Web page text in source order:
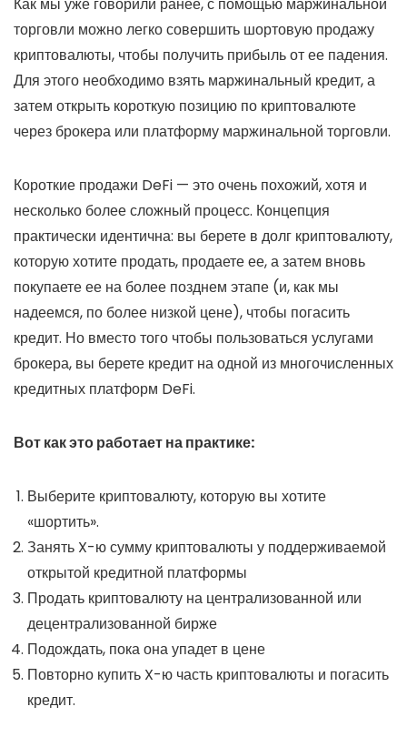
торговли можно легко совершить шортовую продажу
криптовалюты, чтобы получить прибыль от ее падения.
Для этого необходимо взять маржинальный кредит, а
затем открыть короткую позицию по криптовалюте
через брокера или платформу маржинальной торговли.
Короткие продажи DeFi — это очень похожий, хотя и
несколько более сложный процесс. Концепция
практически идентична: вы берете в долг криптовалюту,
которую хотите продать, продаете ее, а затем вновь
покупаете ее на более позднем этапе (и, как мы
надеемся, по более низкой цене), чтобы погасить
кредит. Но вместо того чтобы пользоваться услугами
брокера, вы берете кредит на одной из многочисленных
кредитных платформ DeFi.
Вот как это работает на практике:
Выберите криптовалюту, которую вы хотите
«шортить».
Занять X-ю сумму криптовалюты у поддерживаемой
открытой кредитной платформы
Продать криптовалюту на централизованной или
децентрализованной бирже
Подождать, пока она упадет в цене
Повторно купить X-ю часть криптовалюты и погасить
кредит.